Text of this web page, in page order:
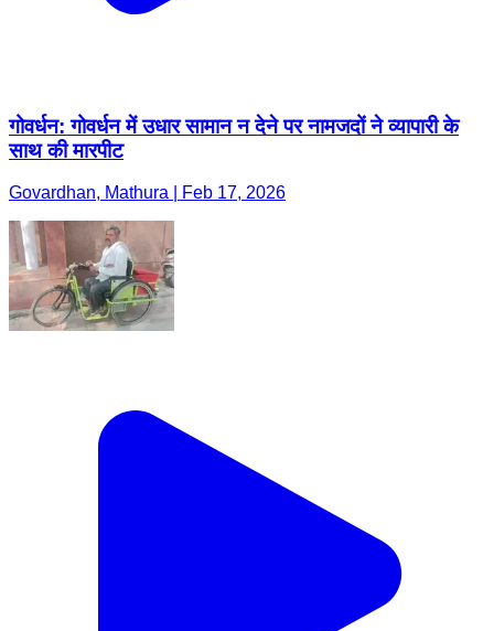
गोवर्धन: गोवर्धन में उधार सामान न देने पर नामजदों ने व्यापारी के
साथ की मारपीट
Govardhan, Mathura | Feb 17, 2026